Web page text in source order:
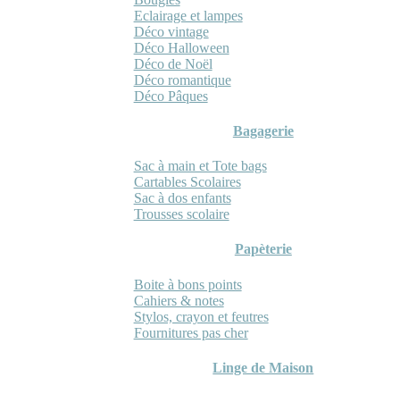
Eclairage et lampes
Déco vintage
Déco Halloween
Déco de Noël
Déco romantique
Déco Pâques
Bagagerie
Sac à main et Tote bags
Cartables Scolaires
Sac à dos enfants
Trousses scolaire
Papèterie
Boite à bons points
Cahiers & notes
Stylos, crayon et feutres
Fournitures pas cher
Linge de Maison